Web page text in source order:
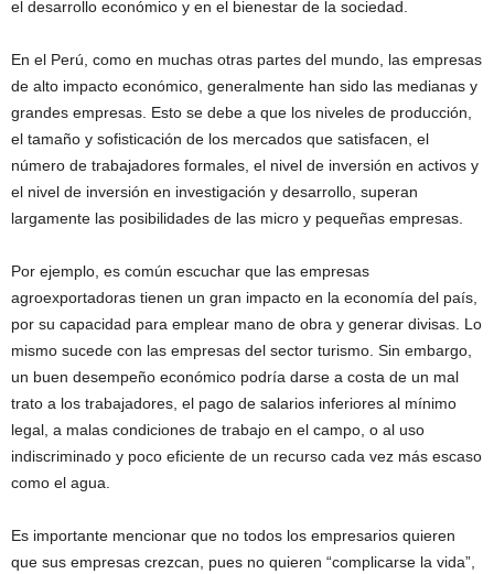
el desarrollo económico y en el bienestar de la sociedad.
En el Perú, como en muchas otras partes del mundo, las empresas
de alto impacto económico, generalmente han sido las medianas y
grandes empresas. Esto se debe a que los niveles de producción,
el tamaño y sofisticación de los mercados que satisfacen, el
número de trabajadores formales, el nivel de inversión en activos y
el nivel de inversión en investigación y desarrollo, superan
largamente las posibilidades de las micro y pequeñas empresas.
Por ejemplo, es común escuchar que las empresas
agroexportadoras tienen un gran impacto en la economía del país,
por su capacidad para emplear mano de obra y generar divisas. Lo
mismo sucede con las empresas del sector turismo. Sin embargo,
un buen desempeño económico podría darse a costa de un mal
trato a los trabajadores, el pago de salarios inferiores al mínimo
legal, a malas condiciones de trabajo en el campo, o al uso
indiscriminado y poco eficiente de un recurso cada vez más escaso
como el agua.
Es importante mencionar que no todos los empresarios quieren
que sus empresas crezcan, pues no quieren “complicarse la vida”,